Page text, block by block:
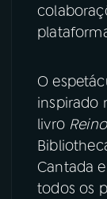
O
livro
Cantada
todos os